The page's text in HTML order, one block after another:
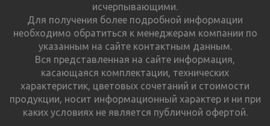
исчерпывающими.
Для получения более подробной информации
необходимо обратиться к менеджерам компании по
указанным на сайте контактным данным.
Вся представленная на сайте информация,
касающаяся комплектации, технических
характеристик, цветовых сочетаний и стоимости
продукции, носит информационный характер и ни при
каких условиях не является публичной офертой.